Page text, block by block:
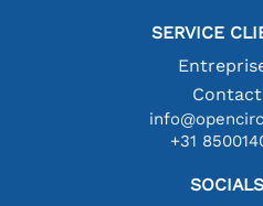
SERVICE
Contact
+31
SOCIALS